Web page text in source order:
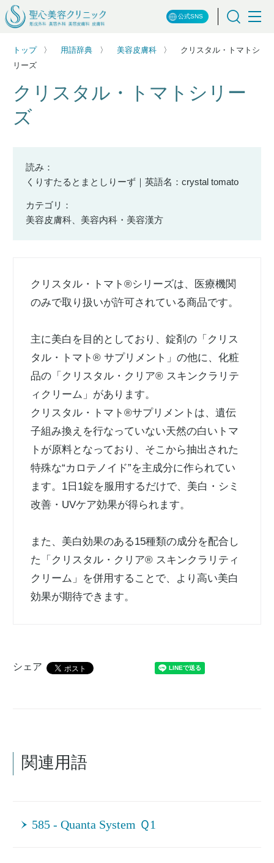
公式SNS
トップ 用語辞典 美容皮膚科
クリスタル・トマトシ
リーズ
クリスタル・トマトシリー
ズ
読み：
くりすたるとまとしりーず｜英語名：crystal tomato
カテゴリ：
美容皮膚科、美容内科・美容漢方
クリスタル・トマト®シリーズは、医療機関
のみで取り扱いが許可されている商品です。
主に美白を目的としており、錠剤の「クリス
タル・トマト® サプリメント」の他に、化粧
品の「クリスタル・クリア® スキンクラリテ
ィクリーム」があります。
クリスタル・トマト®サプリメントは、遺伝
子組み換えを行なっていない天然の白いトマ
トが原料となっており、そこから抽出された
特殊な“カロテノイド”を主成分に作られてい
ます。1日1錠を服用するだけで、美白・シミ
改善・UVケア効果が得られます。
また、美白効果のある15種類の成分を配合し
た「クリスタル・クリア® スキンクラリティ
クリーム」を併用することで、より高い美白
効果が期待できます。
シェア
関連用語
585 - Quanta System Ｑ1